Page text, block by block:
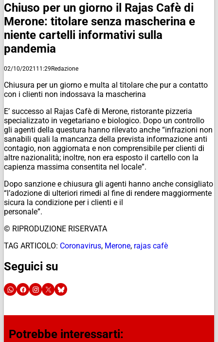
Chiuso per un giorno il Rajas Cafè di
Merone: titolare senza mascherina e
niente cartelli informativi sulla
pandemia
02/10/2021 11:29Redazione
Chiusura per un giorno e multa al titolare che pur a contatto
con i clienti non indossava la mascherina
E’ successo al Rajas Cafè di Merone, ristorante pizzeria
specializzato in vegetariano e biologico. Dopo un controllo
gli agenti della questura hanno rilevato anche “infrazioni non
sanabili quali la mancanza della prevista informazione anti
contagio, non aggiornata e non comprensibile per clienti di
altre nazionalità; inoltre, non era esposto il cartello con la
capienza massima consentita nel locale”.
Dopo sanzione e chiusura gli agenti hanno anche consigliato
“l’adozione di ulteriori rimedi al fine di rendere maggiormente
sicura la condizione per i clienti e il
personale”.
© RIPRODUZIONE RISERVATA
TAG ARTICOLO: Coronavirus, Merone, rajas cafè
Seguici su
Potrebbe interessarti: